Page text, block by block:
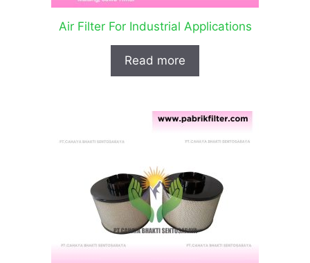
Air Filter For Industrial Applications
Read more